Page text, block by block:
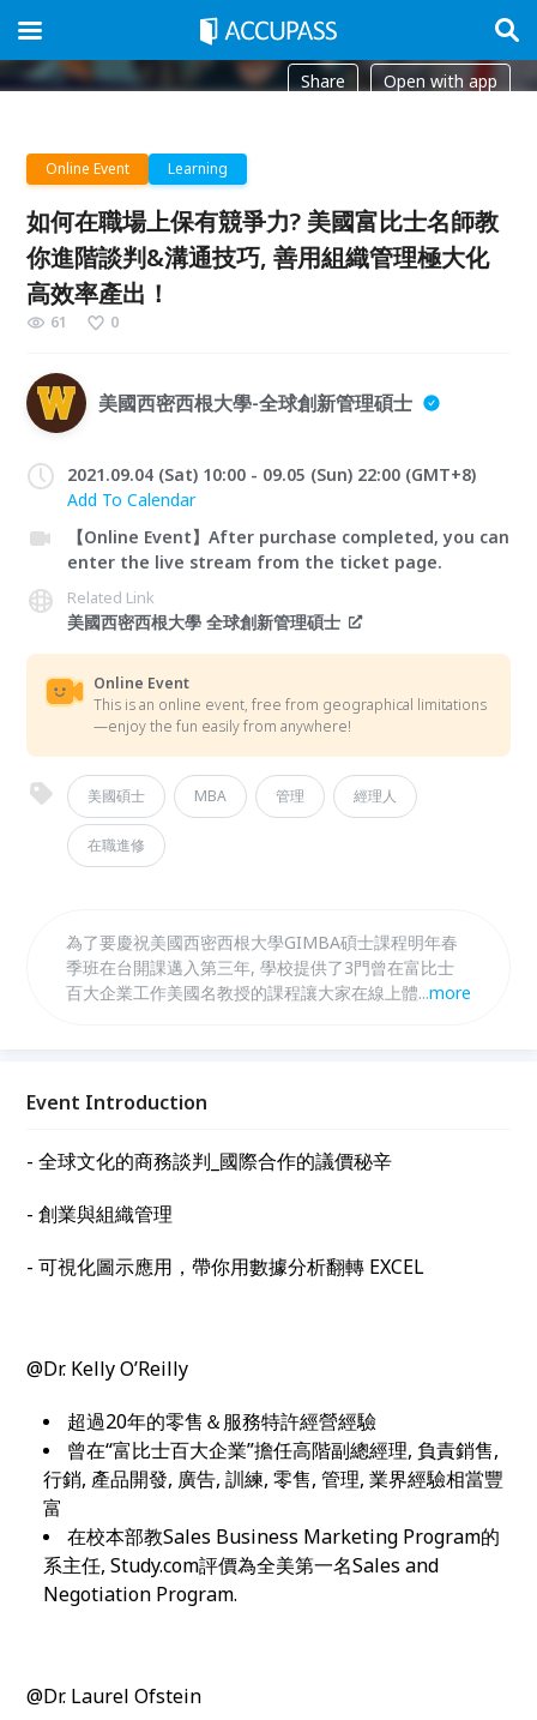
Share Open with app
Online Event Learning
如何在職場上保有競爭力? 美國富比士名師教
你進階談判&溝通技巧, 善用組織管理極大化
高效率產出！
61 0
美國西密西根大學-全球創新管理碩士
2021.09.04 (Sat) 10:00 - 09.05 (Sun) 22:00 (GMT+8)
Add To Calendar
【Online Event】After purchase completed, you can
enter the live stream from the ticket page.
Related Link
美國西密西根大學 全球創新管理碩士
Online Event
This is an online event, free from geographical limitations
—enjoy the fun easily from anywhere!
美國碩士 MBA 管理 經理人
在職進修
為了要慶祝美國西密西根大學GIMBA碩士課程明年春
季班在台開課邁入第三年, 學校提供了3門曾在富比士
百大企業工作美國名教授的課程讓大家在線上體驗教授
...more
Event Introduction
- 全球文化的商務談判_國際合作的議價秘辛
- 創業與組織管理
- 可視化圖示應用，帶你用數據分析翻轉 EXCEL
@Dr. Kelly O’Reilly
超過20年的零售＆服務特許經營經驗
曾在“富比士百大企業”擔任高階副總經理, 負責銷售,
行銷, 產品開發, 廣告, 訓練, 零售, 管理, 業界經驗相當豐
富
在校本部教Sales Business Marketing Program的
系主任, Study.com評價為全美第一名Sales and
Negotiation Program.
@Dr. Laurel Ofstein